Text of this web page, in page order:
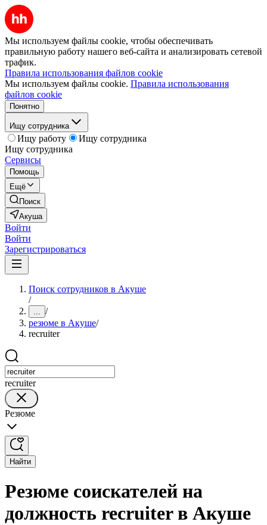
Мы используем файлы cookie, чтобы обеспечивать
правильную работу нашего веб-сайта и анализировать сетевой
трафик.
Правила использования файлов cookie
Мы используем файлы cookie. Правила использования
файлов cookie
Понятно
Ищу сотрудника
Ищу работу
Ищу сотрудника
Ищу сотрудника
Сервисы
Помощь
Ещё
Поиск
Акуша
Войти
Войти
Зарегистрироваться
Поиск сотрудников в Акуше
/
... /
резюме в Акуше/
recruiter
recruiter
Резюме
Найти
Резюме соискателей на
должность recruiter в Акуше